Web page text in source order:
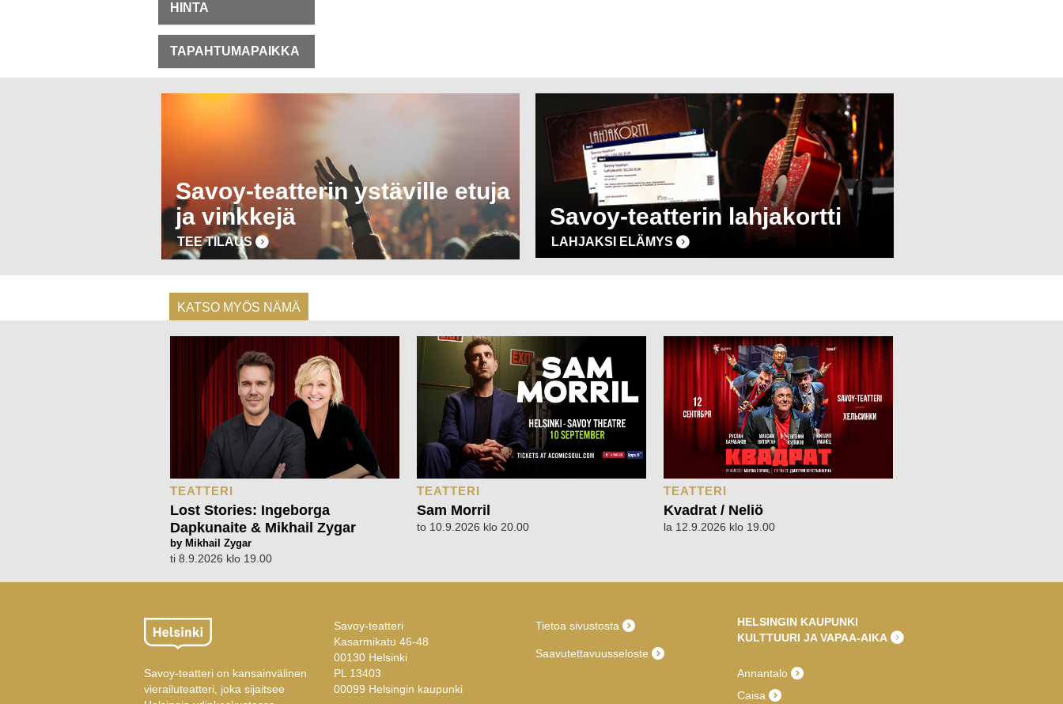
HINTA
TAPAHTUMAPAIKKA
Savoy-teatterin ystäville etuja
ja vinkkejä
TEE TILAUS
Savoy-teatterin lahjakortti
LAHJAKSI ELÄMYS
KATSO MYÖS NÄMÄ
TEATTERI
Lost Stories: Ingeborga
Dapkunaite & Mikhail Zygar
by Mikhail Zygar
ti 8.9.2026 klo 19.00
TEATTERI
Sam Morril
to 10.9.2026 klo 20.00
TEATTERI
Kvadrat / Neliö
la 12.9.2026 klo 19.00
Savoy-teatteri on kansainvälinen
vierailuteatteri, joka sijaitsee
Savoy-teatteri
Kasarmikatu 46-48
00130 Helsinki
PL 13403
00099 Helsingin kaupunki
Tietoa sivustosta
Saavutettavuusseloste
HELSINGIN KAUPUNKI
KULTTUURI JA VAPAA-AIKA
Annantalo
Caisa